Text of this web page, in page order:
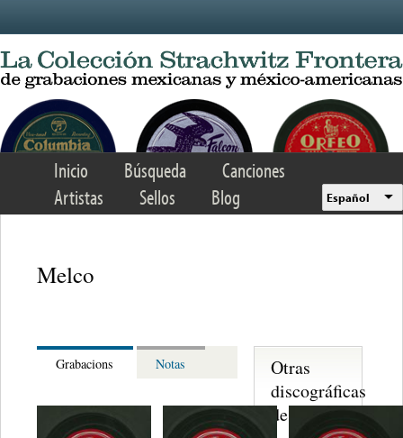
Inicio Búsqueda
Canciones
Artistas
Sellos Blog Español
Melco
Grabacions Notas
Otras
discográficas
de nota ...